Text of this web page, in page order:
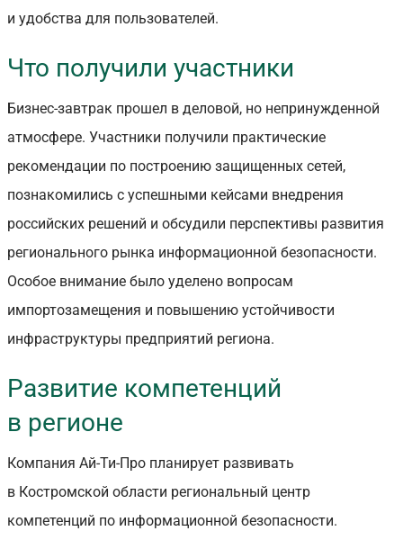
и удобства для пользователей.
Что получили участники
Бизнес-завтрак прошел в деловой, но непринужденной
атмосфере. Участники получили практические
рекомендации по построению защищенных сетей,
познакомились с успешными кейсами внедрения
российских решений и обсудили перспективы развития
регионального рынка информационной безопасности.
Особое внимание было уделено вопросам
импортозамещения и повышению устойчивости
инфраструктуры предприятий региона.
Развитие компетенций
в регионе
Компания Ай-Ти-Про планирует развивать
в Костромской области региональный центр
компетенций по информационной безопасности.